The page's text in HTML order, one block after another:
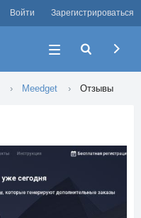
Войти Зарегистрироваться
Meedget Отзывы